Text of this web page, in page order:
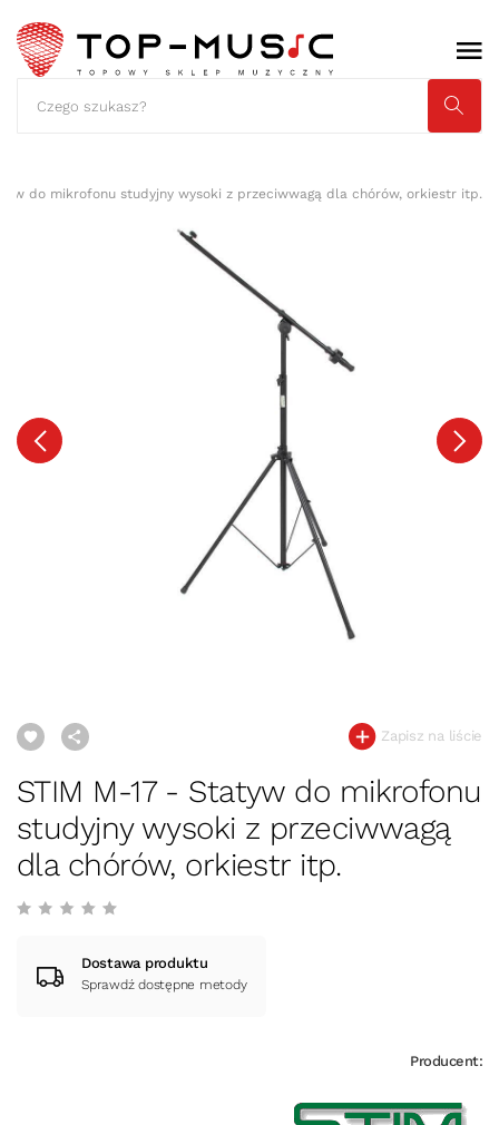
do mikrofonu studyjny wysoki z przeciwwagą dla chórów, orkiestr itp.
Zapisz na liście
STIM M-17 - Statyw do mikrofonu
studyjny wysoki z przeciwwagą
dla chórów, orkiestr itp.
Dostawa produktu
Sprawdź dostępne metody
Producent: